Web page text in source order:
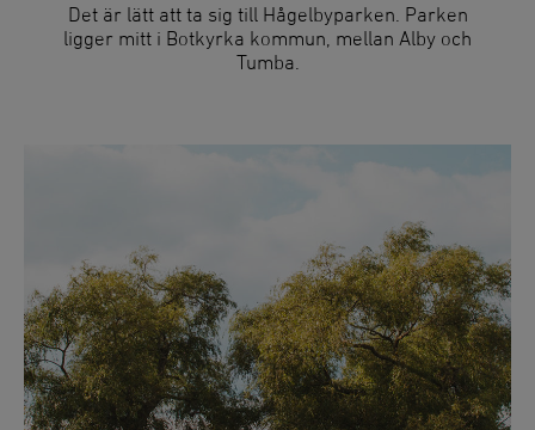
Det är lätt att ta sig till Hågelbyparken. Parken
ligger mitt i Botkyrka kommun, mellan Alby och
Tumba.